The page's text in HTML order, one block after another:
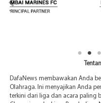
DafaNews membawakan Anda
Olahraga. Ini menyajikan Anda
terkini dari liga dan acara paling